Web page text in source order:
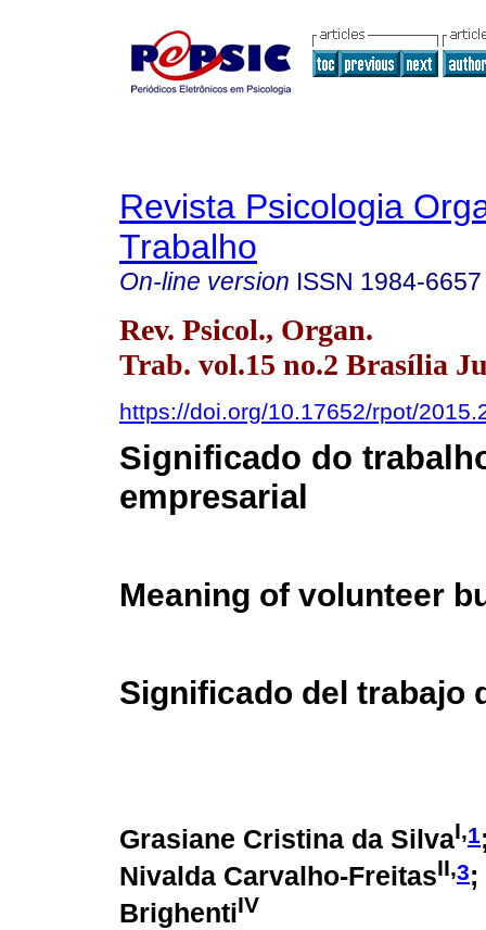
Revista Psicologia
Trabalho
On-line version ISSN 1984-6657
Rev. Psicol., Organ.
Trab. vol.15 no.2 Brasília
https://doi.org/10.17652/rpot/
Significado do
empresarial
Meaning of volunteer
Significado del trabajo
Grasiane Cristina da SilvaI,1
Nivalda Carvalho-FreitasII,3;
BrighentiIV